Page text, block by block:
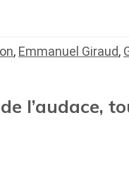
, Emmanuel Giraud,
l’audace,